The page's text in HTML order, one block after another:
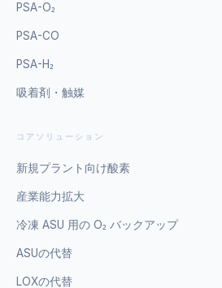
PSA-O₂
PSA-CO
PSA-H₂
吸着剤・触媒
コアソリューション
新規プラント向け酸素
産業能力拡大
冷凍 ASU 用の O₂ バックアップ
ASUの代替
LOXの代替